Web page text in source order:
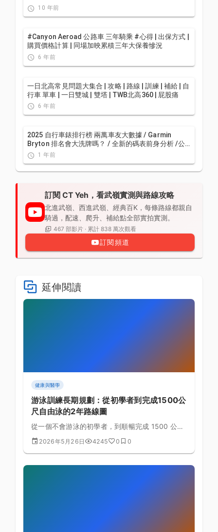
10 年前
#Canyon Aeroad 公路車 三年騎乘 #心得 | 出保方式 |
購買價格計算 | 同場加映累積三年大保養慘況
6 年前
一日北高常見問題大集合 | 攻略 | 路線 | 訓練 | 補給 | 自
行車 單車 | 一日雙城 | 雙塔 | TWB北高360 | 屁股痛
6 年前
2025 自行車錶排行榜 兩萬車友大數據 / Garmin
Bryton 排名會大洗牌嗎？ / 全新的碼表前身分析 /公
路車 / CT Yeh
1 年前
訂閱 CT Yeh，看武嶺實測與路線攻略
北進武嶺、西進武嶺、經典百K，每條路線都親自
騎過，配速、爬升、補給點全部實拍實測。
467 部影片 · 累計 838 萬次觀看
訂閱頻道
延伸閱讀
健康與醫學
游泳訓練長期規劃：從初學者到完成1500公
尺自由泳的2年路線圖
從一個不會游泳的初學者，到順暢完成 1500 公尺
自由泳——這個目標兩年內完全可行。本文提供詳
細的分階段訓練路線圖，包含每週課表範本、里程
2026年5月26日 4245 0 0